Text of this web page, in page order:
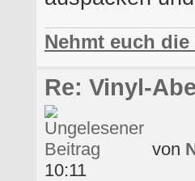
Nehmt euch die
Re: Vinyl-
von
10:11